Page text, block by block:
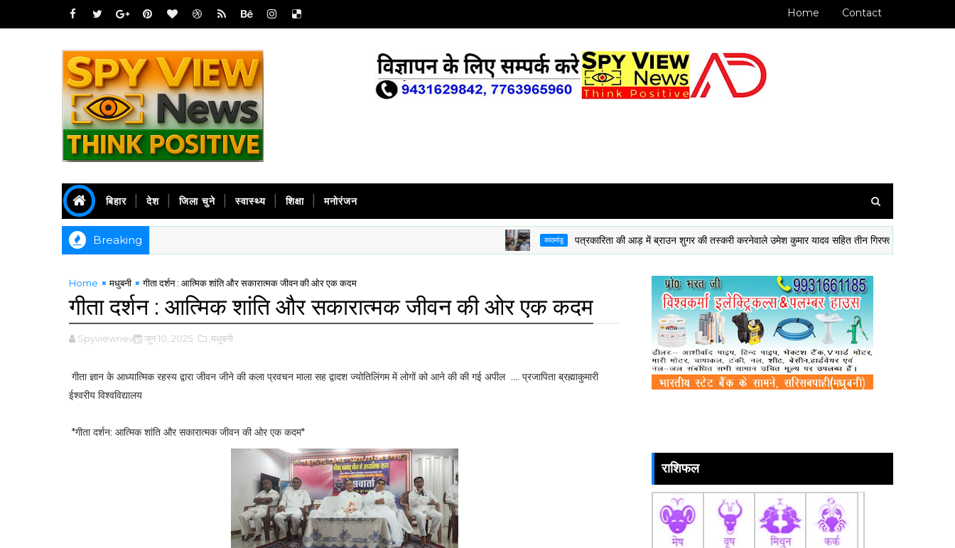
Home Contact
बिहार देश जिला चुने स्वास्थ्य शिक्षा मनोरंजन
Breaking काठमांडू पत्रकारिता की आड़ में ब्राउन शुगर की तस्करी करनेवाले उमेश कुमार यादव सहित तीन गिरफ्तार
Home मधुबनी गीता दर्शन : आत्मिक शांति और सकारात्मक जीवन की ओर एक कदम
गीता दर्शन : आत्मिक शांति और सकारात्मक जीवन की ओर एक कदम
Spyviewnews जून 10, 2025 ,मधुबनी
गीता ज्ञान के आध्यात्मिक रहस्य द्वारा जीवन जीने की कला प्रवचन माला सह द्वादश ज्योतिलिंगम में लोगों को आने की की गई अपील .... प्रजापिता ब्रह्माकुमारी
ईश्वरीय विश्वविद्यालय
*गीता दर्शन: आत्मिक शांति और सकारात्मक जीवन की ओर एक कदम*
राशिफल